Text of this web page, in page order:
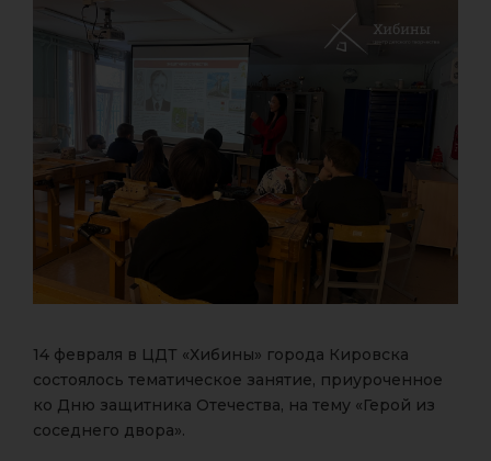
14 февраля в ЦДТ «Хибины» города Кировска
состоялось тематическое занятие, приуроченное
ко Дню защитника Отечества, на тему «Герой из
соседнего двора».